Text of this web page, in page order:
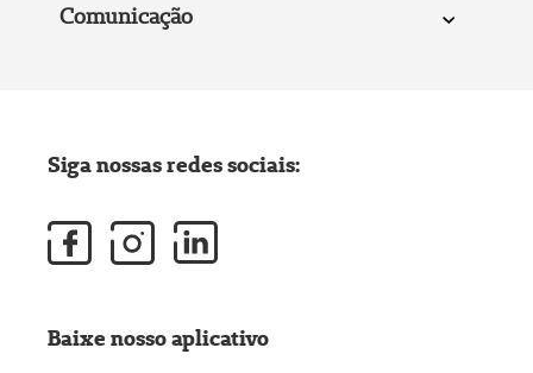
Comunicação
Siga nossas redes sociais:
Baixe nosso aplicativo